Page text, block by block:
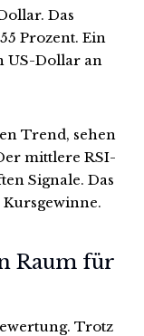
Das
Prozent. Ein
US-Dollar an
Trend, sehen
mittlere RSI-
Signale. Das
Raum für
Trotz